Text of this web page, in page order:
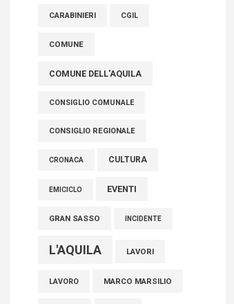
tra cui molti abruzzesi"
06 Agosto 2026
CARABINIERI CGIL
COMUNE
COMUNE DELL'AQUILA
CONSIGLIO COMUNALE
CONSIGLIO REGIONALE
CRONACA CULTURA
EMICICLO EVENTI
GRAN SASSO INCIDENTE
L'AQUILA LAVORI
LAVORO MARCO MARSILIO